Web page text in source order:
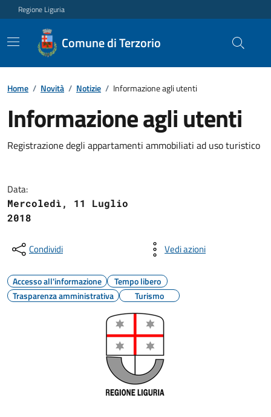
Regione Liguria
Comune di Terzorio
Home / Novità / Notizie / Informazione agli utenti
Informazione agli utenti
Registrazione degli appartamenti ammobiliati ad uso turistico
Data:
Mercoledì, 11 Luglio
2018
Condividi Vedi azioni
Accesso all'informazione
Tempo libero
Trasparenza amministrativa
Turismo